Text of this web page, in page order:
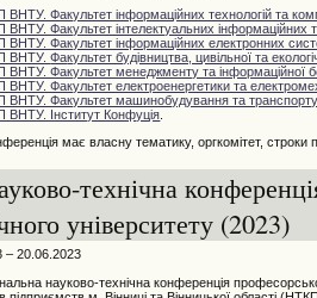
ВНТУ. Факультет інформаційних технологій та
ВНТУ. Факультет інтелектуальних інформаційних
ВНТУ. Факультет інформаційних електронних
ВНТУ.Факультет будівництва, цивільної та
ВНТУ. Факультет менеджменту та інформаційної
ВНТУ. Факультет електроенергетики та
ВНТУ. Факультет машинобудування та транспорту
ВНТУ. Інститут Конфуція
має власну тематику, оргкомітет, строки
технічна
університету (2023)
– 20.06.2023
науково-технічна конференція